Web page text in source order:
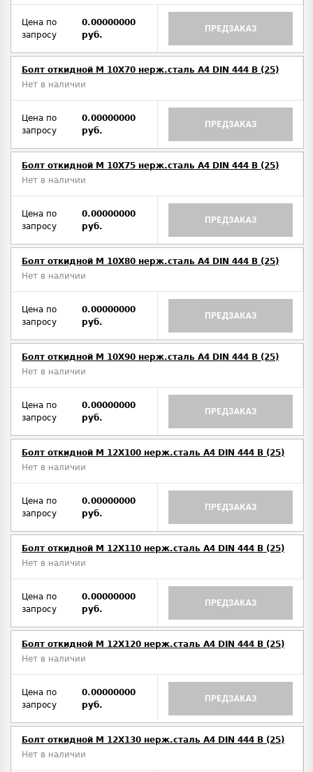
Цена по
запросу
0.00000000
руб.
ПРЕДЗАКАЗ
Болт откидной M 10Х70 нерж.сталь A4 DIN 444 B (25)
Нет в наличии
Цена по
запросу
0.00000000
руб.
ПРЕДЗАКАЗ
Болт откидной M 10Х75 нерж.сталь A4 DIN 444 B (25)
Нет в наличии
Цена по
запросу
0.00000000
руб.
ПРЕДЗАКАЗ
Болт откидной M 10Х80 нерж.сталь A4 DIN 444 B (25)
Нет в наличии
Цена по
запросу
0.00000000
руб.
ПРЕДЗАКАЗ
Болт откидной M 10Х90 нерж.сталь A4 DIN 444 B (25)
Нет в наличии
Цена по
запросу
0.00000000
руб.
ПРЕДЗАКАЗ
Болт откидной M 12Х100 нерж.сталь A4 DIN 444 B (25)
Нет в наличии
Цена по
запросу
0.00000000
руб.
ПРЕДЗАКАЗ
Болт откидной M 12Х110 нерж.сталь A4 DIN 444 B (25)
Нет в наличии
Цена по
запросу
0.00000000
руб.
ПРЕДЗАКАЗ
Болт откидной M 12Х120 нерж.сталь A4 DIN 444 B (25)
Нет в наличии
Цена по
запросу
0.00000000
руб.
ПРЕДЗАКАЗ
Болт откидной M 12Х130 нерж.сталь A4 DIN 444 B (25)
Нет в наличии